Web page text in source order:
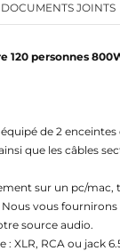
DOCUMENTS JOINTS
120 personnes
de 2
que les câbles
sur un pc/mac,
vous fournirons
source audio.
: XLR, RCA ou jack